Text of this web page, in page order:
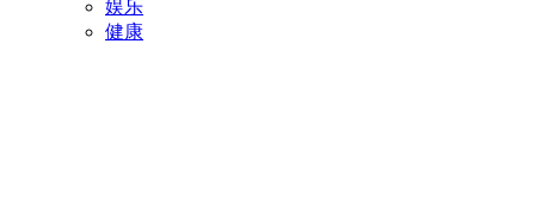
娱乐
健康